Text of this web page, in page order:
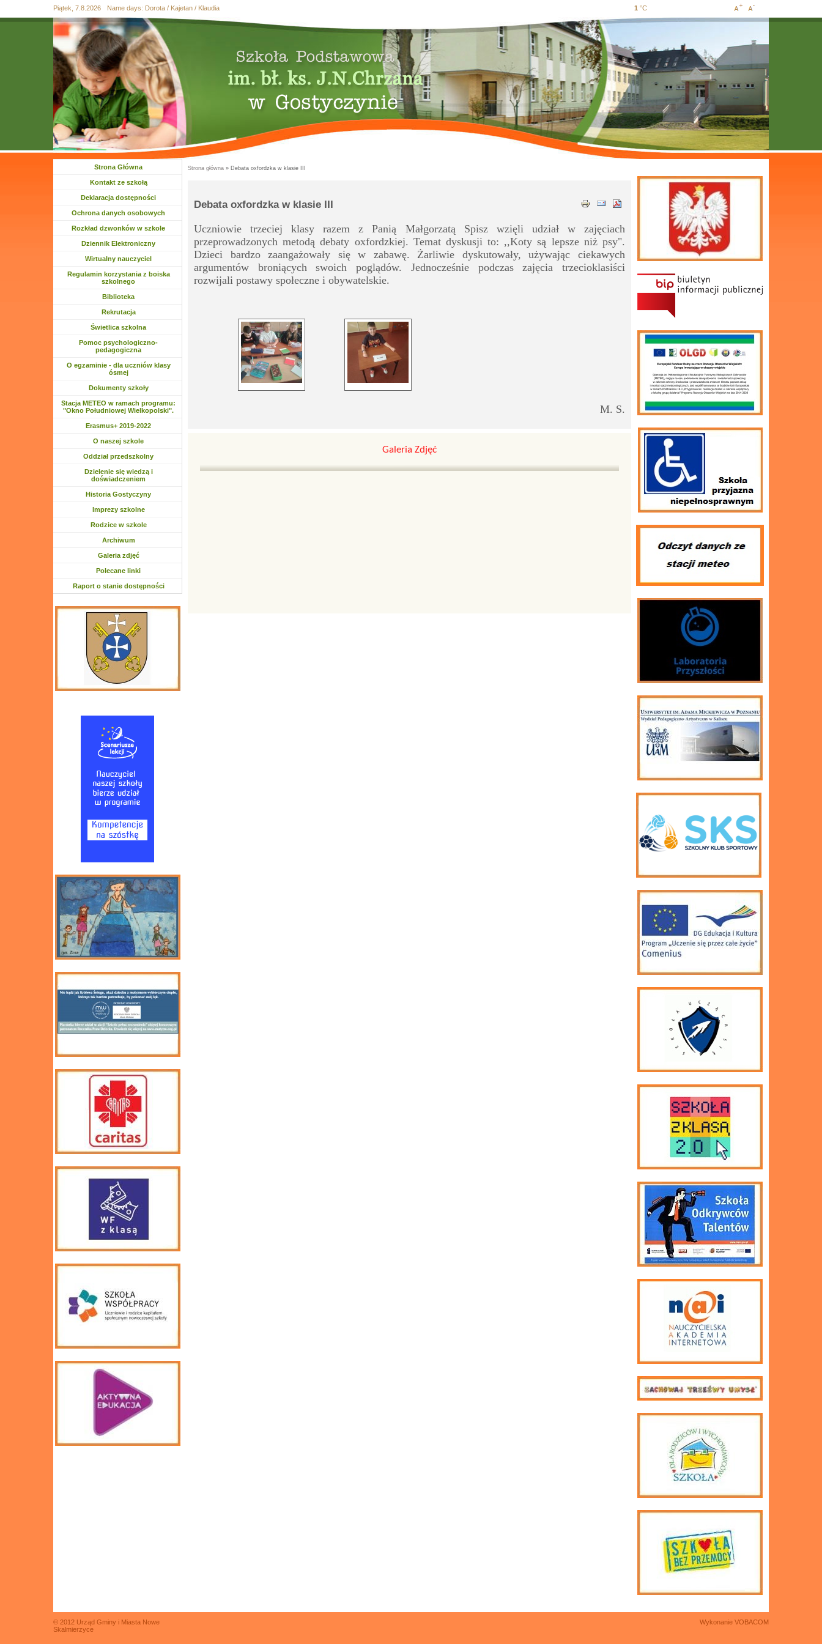
Przejdź
Przejdź do
wyszukiwania
Skip
Przejdź
Przejdź
Piątek, 7.8.2026 Name days: Dorota / Kajetan / Klaudia 1 °C IncreaseDecrease
Strona Główna
Kontakt ze szkołą
Deklaracja dostępności
Ochrona danych osobowych
Rozkład dzwonków w szkole
Dziennik Elektroniczny
Wirtualny nauczyciel
Regulamin korzystania z boiska
szkolnego
Biblioteka
Rozwiń menu
Rekrutacja
Rozwiń menu
Świetlica szkolna
Rozwiń menu
Pomoc psychologiczno-
pedagogiczna
O egzaminie - dla uczniów klasy
ósmej
Dokumenty szkoły
Stacja METEO w ramach programu:
"Okno Południowej Wielkopolski".
Rozwiń menu
Erasmus+ 2019-2022
Rozwiń menu
O naszej szkole
Rozwiń menu
Oddział przedszkolny
Rozwiń menu
Dzielenie się wiedzą i
doświadczeniem
Historia Gostyczyny
Rozwiń menu
Imprezy szkolne
Rozwiń menu
Rodzice w szkole
Rozwiń menu
Archiwum
Galeria zdjęć
Polecane linki
Raport o stanie dostępności
Strona główna » Debata oxfordzka w klasie III
Debata oxfordzka w klasie III
Uczniowie trzeciej klasy razem z Panią Małgorzatą Spisz wzięli udział w zajęciach
przeprowadzonych metodą debaty oxfordzkiej. Temat dyskusji to: ,,Koty są lepsze niż psy".
Dzieci bardzo zaangażowały się w zabawę. Żarliwie dyskutowały, używając ciekawych
argumentów broniących swoich poglądów. Jednocześnie podczas zajęcia trzecioklasiści
rozwijali postawy społeczne i obywatelskie.
M. S.
Galeria Zdjęć
© 2012 Urząd Gminy i Miasta Nowe
Skalmierzyce
Wykonanie VOBACOM